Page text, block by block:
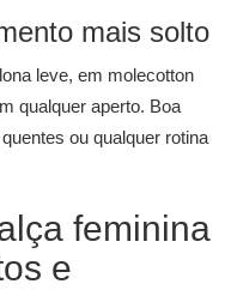
mais solto
leve, em molecotton
qualquer aperto. Boa
ou qualquer rotina
feminina
e